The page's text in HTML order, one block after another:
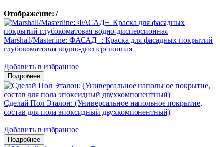
Отображение: /
Marshall/Masterline: ФАСАД+: Краска для фасадных покрытий
глубокоматовая водно-дисперсионная
Добавить в избранное
Сделай Пол Эталон: (Универсальное напольное покрытие,
состав для пола эпоксидный двухкомпонентный)
Добавить в избранное